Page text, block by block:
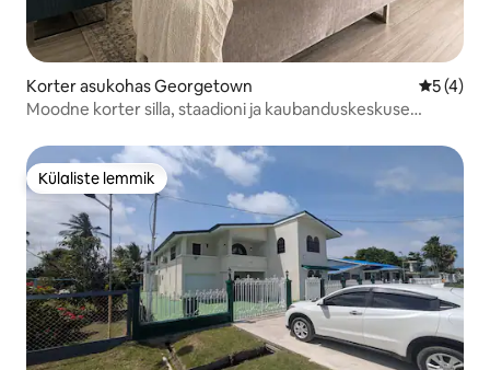
Korter asukohas Georgetown
5 (4)
Moodne korter silla, staadioni ja kaubanduskeskuse
Külaliste lemmik
Külaliste lemmik